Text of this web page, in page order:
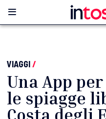
VIAGGI/
Una App
le spiagge
Costa degli